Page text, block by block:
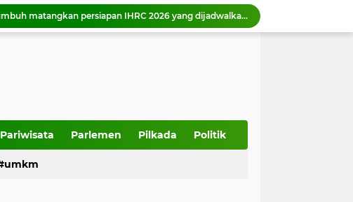
Pemko Payakumbuh matangkan persiapan IHRC 2026 yang dijadwalkan berlangsung 23 Agustus 2026.
Wali Kota Zulmaeta Dukung Kepengurusan Baru KONI Payakumbuh, Bidik Prestasi di Porprov 2026
Wako Zulmaeta menerima kunjungan kerja Kapolres Payakumbuh AKBP Irwan Andeta
Pariwisata Parlemen Pilkada Politik
umkm